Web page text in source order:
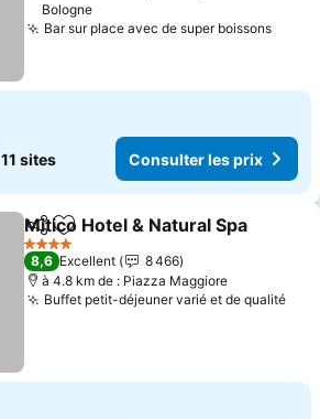
Bologne
Bar sur place avec de super boissons
11 sites Consulter les prix
PartagerAjouter à mes favoris
Mitico Hotel & Natural Spa
4 Étoiles
8,6 Excellent
8 466
à 4.8 km de : Piazza Maggiore
Buffet petit-déjeuner varié et de qualité